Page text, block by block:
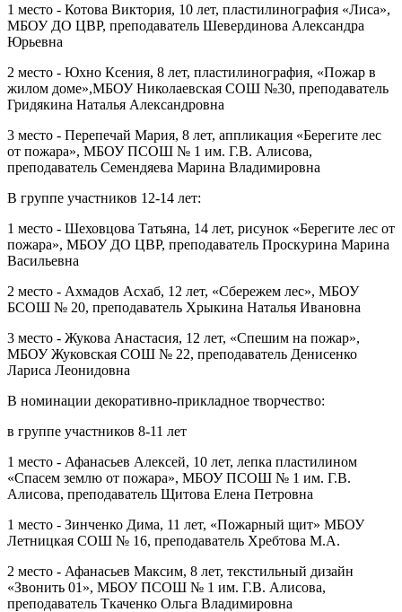
1 место - Котова Виктория, 10 лет, пластилинография «Лиса»,
МБОУ ДО ЦВР, преподаватель Шевердинова Александра
Юрьевна
2 место - Юхно Ксения, 8 лет, пластилинография, «Пожар в
жилом доме»,МБОУ Николаевская СОШ №30, преподаватель
Гридякина Наталья Александровна
3 место - Перепечай Мария, 8 лет, аппликация «Берегите лес
от пожара», МБОУ ПСОШ № 1 им. Г.В. Алисова,
преподаватель Семендяева Марина Владимировна
В группе участников 12-14 лет:
1 место - Шеховцова Татьяна, 14 лет, рисунок «Берегите лес от
пожара», МБОУ ДО ЦВР, преподаватель Проскурина Марина
Васильевна
2 место - Ахмадов Асхаб, 12 лет, «Сбережем лес», МБОУ
БСОШ № 20, преподаватель Хрыкина Наталья Ивановна
3 место - Жукова Анастасия, 12 лет, «Спешим на пожар»,
МБОУ Жуковская СОШ № 22, преподаватель Денисенко
Лариса Леонидовна
В номинации декоративно-прикладное творчество:
в группе участников 8-11 лет
1 место - Афанасьев Алексей, 10 лет, лепка пластилином
«Спасем землю от пожара», МБОУ ПСОШ № 1 им. Г.В.
Алисова, преподаватель Щитова Елена Петровна
1 место - Зинченко Дима, 11 лет, «Пожарный щит» МБОУ
Летницкая СОШ № 16, преподаватель Хребтова М.А.
2 место - Афанасьев Максим, 8 лет, текстильный дизайн
«Звонить 01», МБОУ ПСОШ № 1 им. Г.В. Алисова,
преподаватель Ткаченко Ольга Владимировна